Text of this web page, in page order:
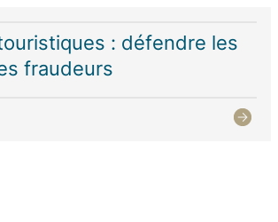
: défendre les
fraudeurs